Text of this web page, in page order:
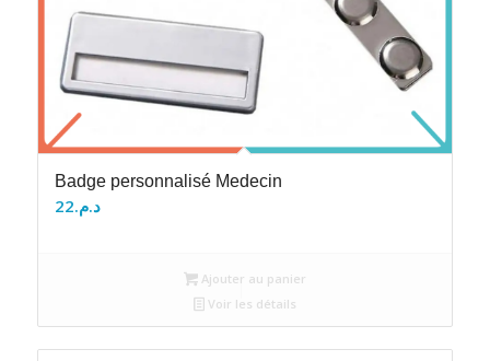
Badge personnalisé Medecin
د.م.22
Ajouter au panier
Voir les détails